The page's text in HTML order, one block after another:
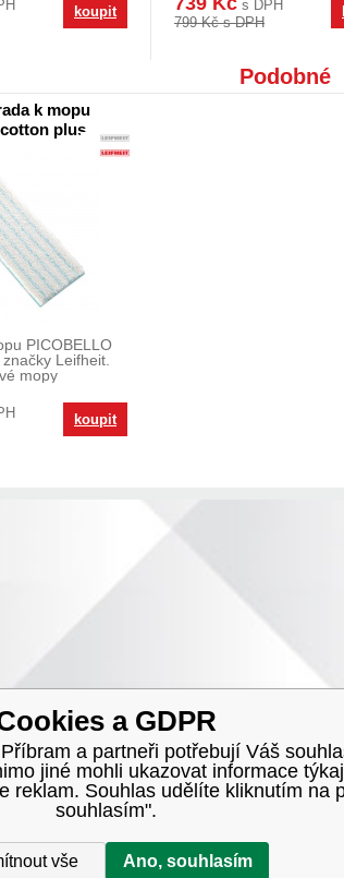
koupit
s DPH
799 Kč s DPH
Podobné
k mopu
plus
PICOBELLO
Leifheit.
mopy
koupit
a GDPR
a partneři potřebují Váš
jiné mohli ukazovat informace
reklam. Souhlas udělíte kliknutím na
souhlasím".
vše Ano, souhlasím